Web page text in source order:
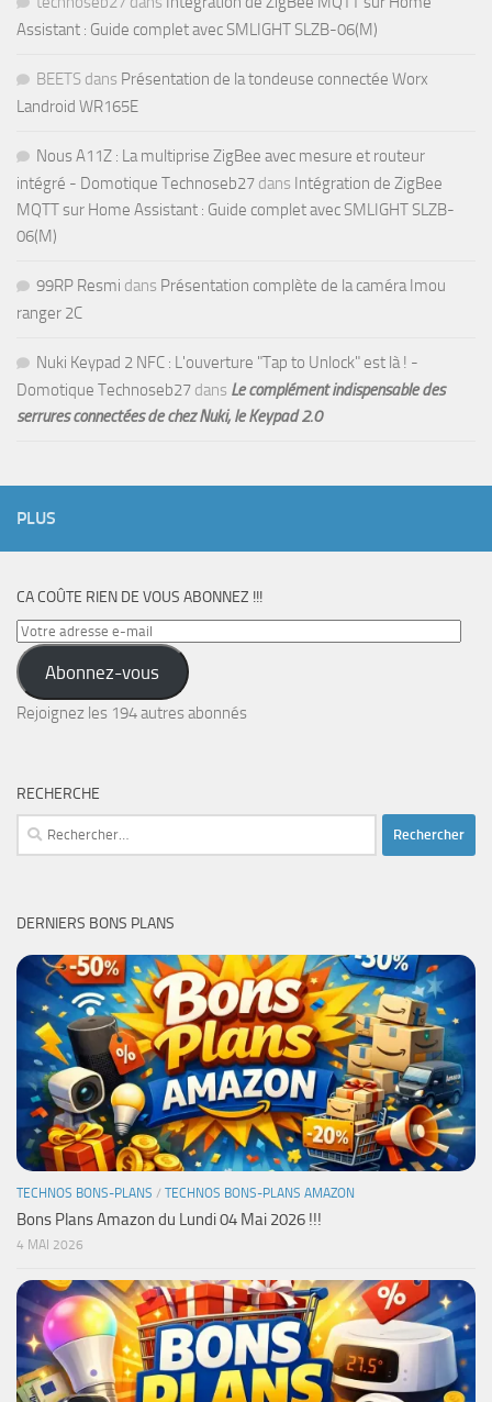
Assistant : Guide complet avec SMLIGHT SLZB-06(M)
BEETS dans Présentation de la tondeuse connectée Worx
Landroid WR165E
Nous A11Z : La multiprise ZigBee avec mesure et routeur
intégré - Domotique Technoseb27 dans Intégration de ZigBee
MQTT sur Home Assistant : Guide complet avec SMLIGHT SLZB-
06(M)
99RP Resmi dans Présentation complète de la caméra Imou
ranger 2C
Nuki Keypad 2 NFC : L'ouverture "Tap to Unlock" est là ! -
Domotique Technoseb27 dans Le complément indispensable des
serrures connectées de chez Nuki, le Keypad 2.0
PLUS
CA COÛTE RIEN DE VOUS ABONNEZ !!!
Votre
adresse
e-
mail
Abonnez-vous
Rejoignez les 194 autres abonnés
RECHERCHE
Rechercher :
DERNIERS BONS PLANS
TECHNOS BONS-PLANS / TECHNOS BONS-PLANS AMAZON
Bons Plans Amazon du Lundi 04 Mai 2026 !!!
4 MAI 2026